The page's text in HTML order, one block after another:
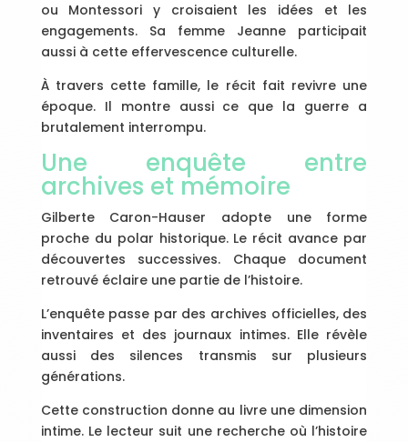
ou Montessori y croisaient les idées et les
engagements. Sa femme Jeanne participait
aussi à cette effervescence culturelle.
À travers cette famille, le récit fait revivre une
époque. Il montre aussi ce que la guerre a
brutalement interrompu.
Une enquête entre
archives et mémoire
Gilberte Caron-Hauser adopte une forme
proche du polar historique. Le récit avance par
découvertes successives. Chaque document
retrouvé éclaire une partie de l’histoire.
L’enquête passe par des archives officielles, des
inventaires et des journaux intimes. Elle révèle
aussi des silences transmis sur plusieurs
générations.
Cette construction donne au livre une dimension
intime. Le lecteur suit une recherche où l’histoire